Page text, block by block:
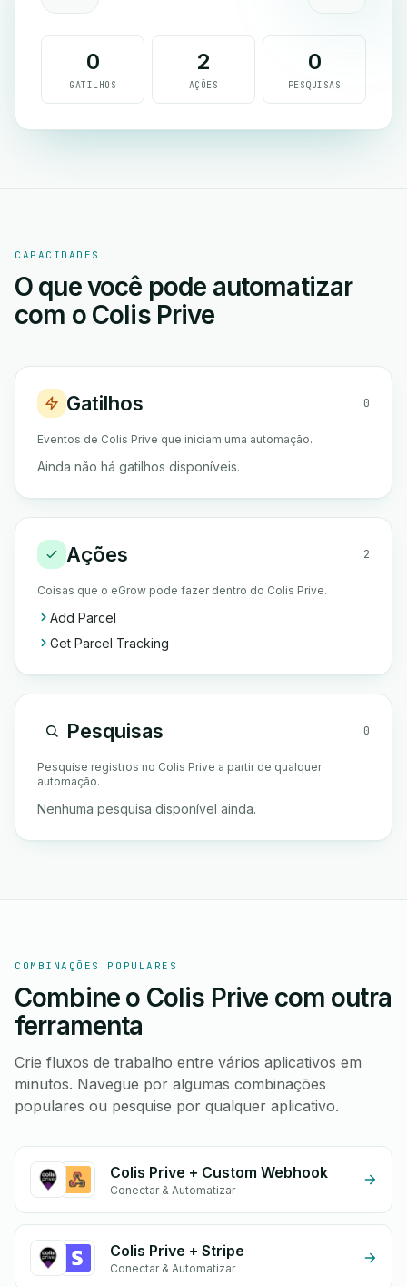
0
GATILHOS
2
AÇÕES
0
PESQUISAS
CAPACIDADES
O que você pode automatizar
com o Colis Prive
Gatilhos 0
Eventos de Colis Prive que iniciam uma automação.
Ainda não há gatilhos disponíveis.
Ações 2
Coisas que o eGrow pode fazer dentro do Colis Prive.
Add Parcel
Get Parcel Tracking
Pesquisas 0
Pesquise registros no Colis Prive a partir de qualquer
automação.
Nenhuma pesquisa disponível ainda.
COMBINAÇÕES POPULARES
Combine o Colis Prive com outra
ferramenta
Crie fluxos de trabalho entre vários aplicativos em
minutos. Navegue por algumas combinações
populares ou pesquise por qualquer aplicativo.
Colis Prive + Custom Webhook
Conectar & Automatizar
Colis Prive + Stripe
Conectar & Automatizar